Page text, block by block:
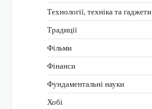
Технології, техніка та гаджети
Традиції
Фільми
Фінанси
Фундаментальні науки
Хобі